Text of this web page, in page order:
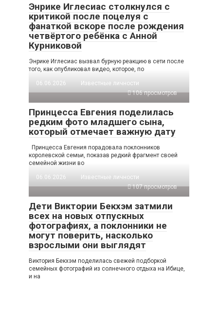
Энрике Иглесиас столкнулся с
критикой после поцелуя с
фанаткой вскоре после рождения
четвёртого ребёнка с Анной
Курниковой
Энрике Иглесиас вызвал бурную реакцию в сети после
того, как опубликовал видео, которое, по
06.06.2026
Известные личности
106 просмотров
Принцесса Евгения поделилась
редким фото младшего сына,
который отмечает важную дату
Принцесса Евгения порадовала поклонников
королевской семьи, показав редкий фрагмент своей
семейной жизни во
06.06.2026
Известные личности
107 просмотров
Дети Виктории Бекхэм затмили
всех на новых отпускных
фотографиях, а поклонники не
могут поверить, насколько
взрослыми они выглядят
Виктория Бекхэм поделилась свежей подборкой
семейных фотографий из солнечного отдыха на Ибице,
и на